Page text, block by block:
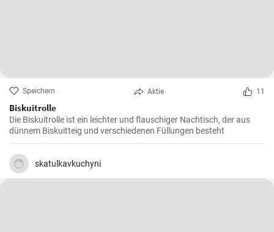
Speichern Aktie 11
Biskuitrolle
Die Biskuitrolle ist ein leichter und flauschiger Nachtisch, der aus
dünnem Biskuitteig und verschiedenen Füllungen besteht
skatulkavkuchyni